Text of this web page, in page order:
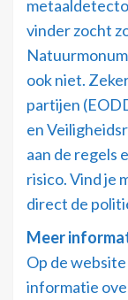
vinder zocht
ook niet.
partijen
en
aan de regels
risico. Vind je
direct de
Meer
Op de
informatie